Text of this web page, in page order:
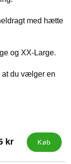
med hætte
og XX-Large.
at du vælger en
kr Køb